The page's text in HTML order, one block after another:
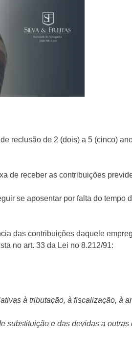
reclusão de 2 (dois) a 5 (cinco)
de receber as contribuições
se aposentar por falta do tempo
das contribuições daquele
no art. 33 da Lei no 8.212/91:
à tributação, à fiscalização, à
substituição e das devidas a outras